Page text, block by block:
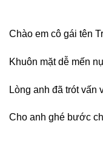
Chào em cô gái tên
Khuôn mặt dễ mến
Lòng anh đã trót vấn
Cho anh ghé bước